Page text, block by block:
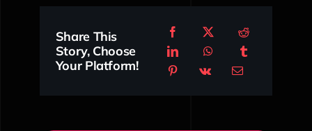
Share This
Story, Choose
Your Platform!